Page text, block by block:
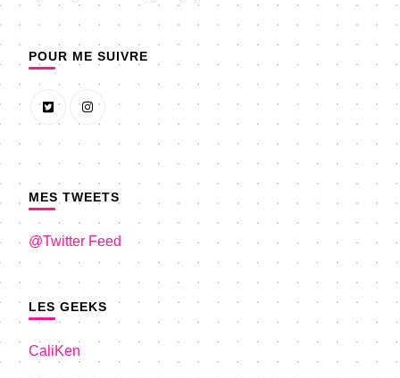
POUR ME SUIVRE
MES TWEETS
@Twitter Feed
LES GEEKS
CaliKen